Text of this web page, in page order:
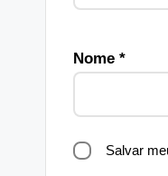
Nome *
Salvar